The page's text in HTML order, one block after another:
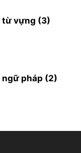
từ vựng (3)
ngữ pháp (2)